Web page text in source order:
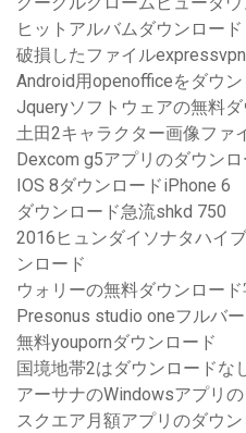
ヒットアルバムダウンロード
破損したファイル
Android用openofficeをダウン
Jqueryソフトウェアの無料
土田2キャラクター画像ファ
Dexcom g5アプリのダウンロ
IOS 8ダウンロードiPhone 6
ダウンロード急流shkd 750
2016ヒュンダイソナタハイ
ンロード
ウォリーの無料ダウンロー
Presonus studio oneフルバ
無料youpornダウンロード
国境地帯2はダウンロードな
アーサナのWindowsアプリ
スクエア月額アプリのダウン